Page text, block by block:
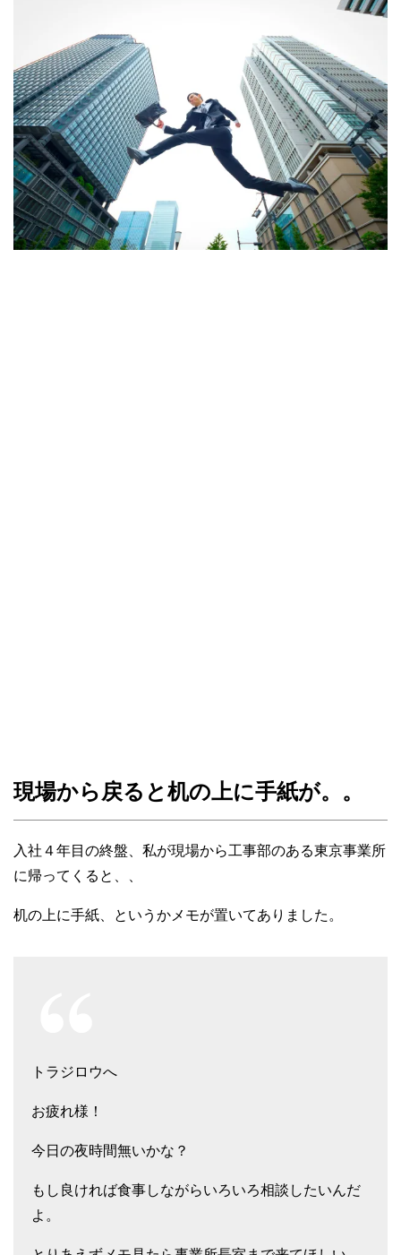
現場から戻ると机の上に手紙が。。
入社４年目の終盤、私が現場から工事部のある東京事業所
に帰ってくると、、
机の上に手紙、というかメモが置いてありました。
トラジロウへ
お疲れ様！
今日の夜時間無いかな？
もし良ければ食事しながらいろいろ相談したいんだ
よ。